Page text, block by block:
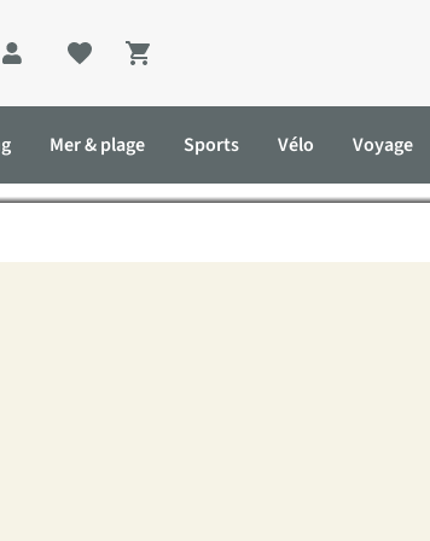
Shopping cart
Mer & plage Sports Vélo Voyage
: les plus